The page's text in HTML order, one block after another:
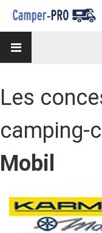
Les
camping-
Mobil